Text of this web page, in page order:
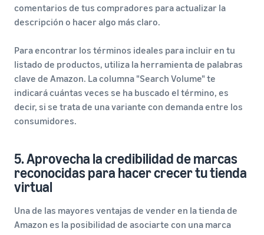
comentarios de tus compradores para actualizar la
descripción o hacer algo más claro.
Para encontrar los términos ideales para incluir en tu
listado de productos, utiliza la herramienta de palabras
clave de Amazon. La columna "Search Volume" te
indicará cuántas veces se ha buscado el término, es
decir, si se trata de una variante con demanda entre los
consumidores.
5. Aprovecha la credibilidad de marcas
reconocidas para hacer crecer tu tienda
virtual
Una de las mayores ventajas de vender en la tienda de
Amazon es la posibilidad de asociarte con una marca